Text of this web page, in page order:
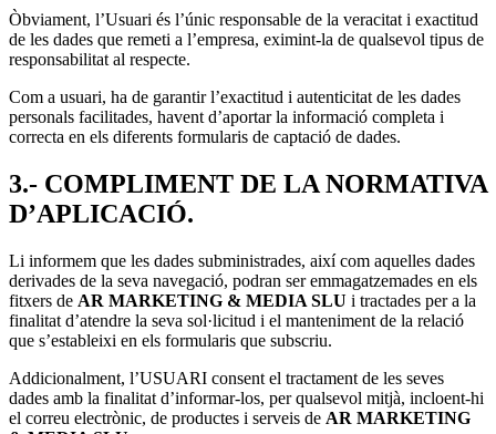
Òbviament, l’Usuari és l’únic responsable de la veracitat i exactitud
de les dades que remeti a l’empresa, eximint-la de qualsevol tipus de
responsabilitat al respecte.
Com a usuari, ha de garantir l’exactitud i autenticitat de les dades
personals facilitades, havent d’aportar la informació completa i
correcta en els diferents formularis de captació de dades.
3.- COMPLIMENT DE LA NORMATIVA
D’APLICACIÓ.
Li informem que les dades subministrades, així com aquelles dades
derivades de la seva navegació, podran ser emmagatzemades en els
fitxers de AR MARKETING & MEDIA SLU i tractades per a la
finalitat d’atendre la seva sol·licitud i el manteniment de la relació
que s’estableixi en els formularis que subscriu.
Addicionalment, l’USUARI consent el tractament de les seves
dades amb la finalitat d’informar-los, per qualsevol mitjà, incloent-hi
el correu electrònic, de productes i serveis de AR MARKETING